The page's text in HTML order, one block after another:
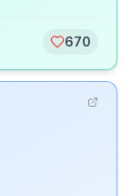
670